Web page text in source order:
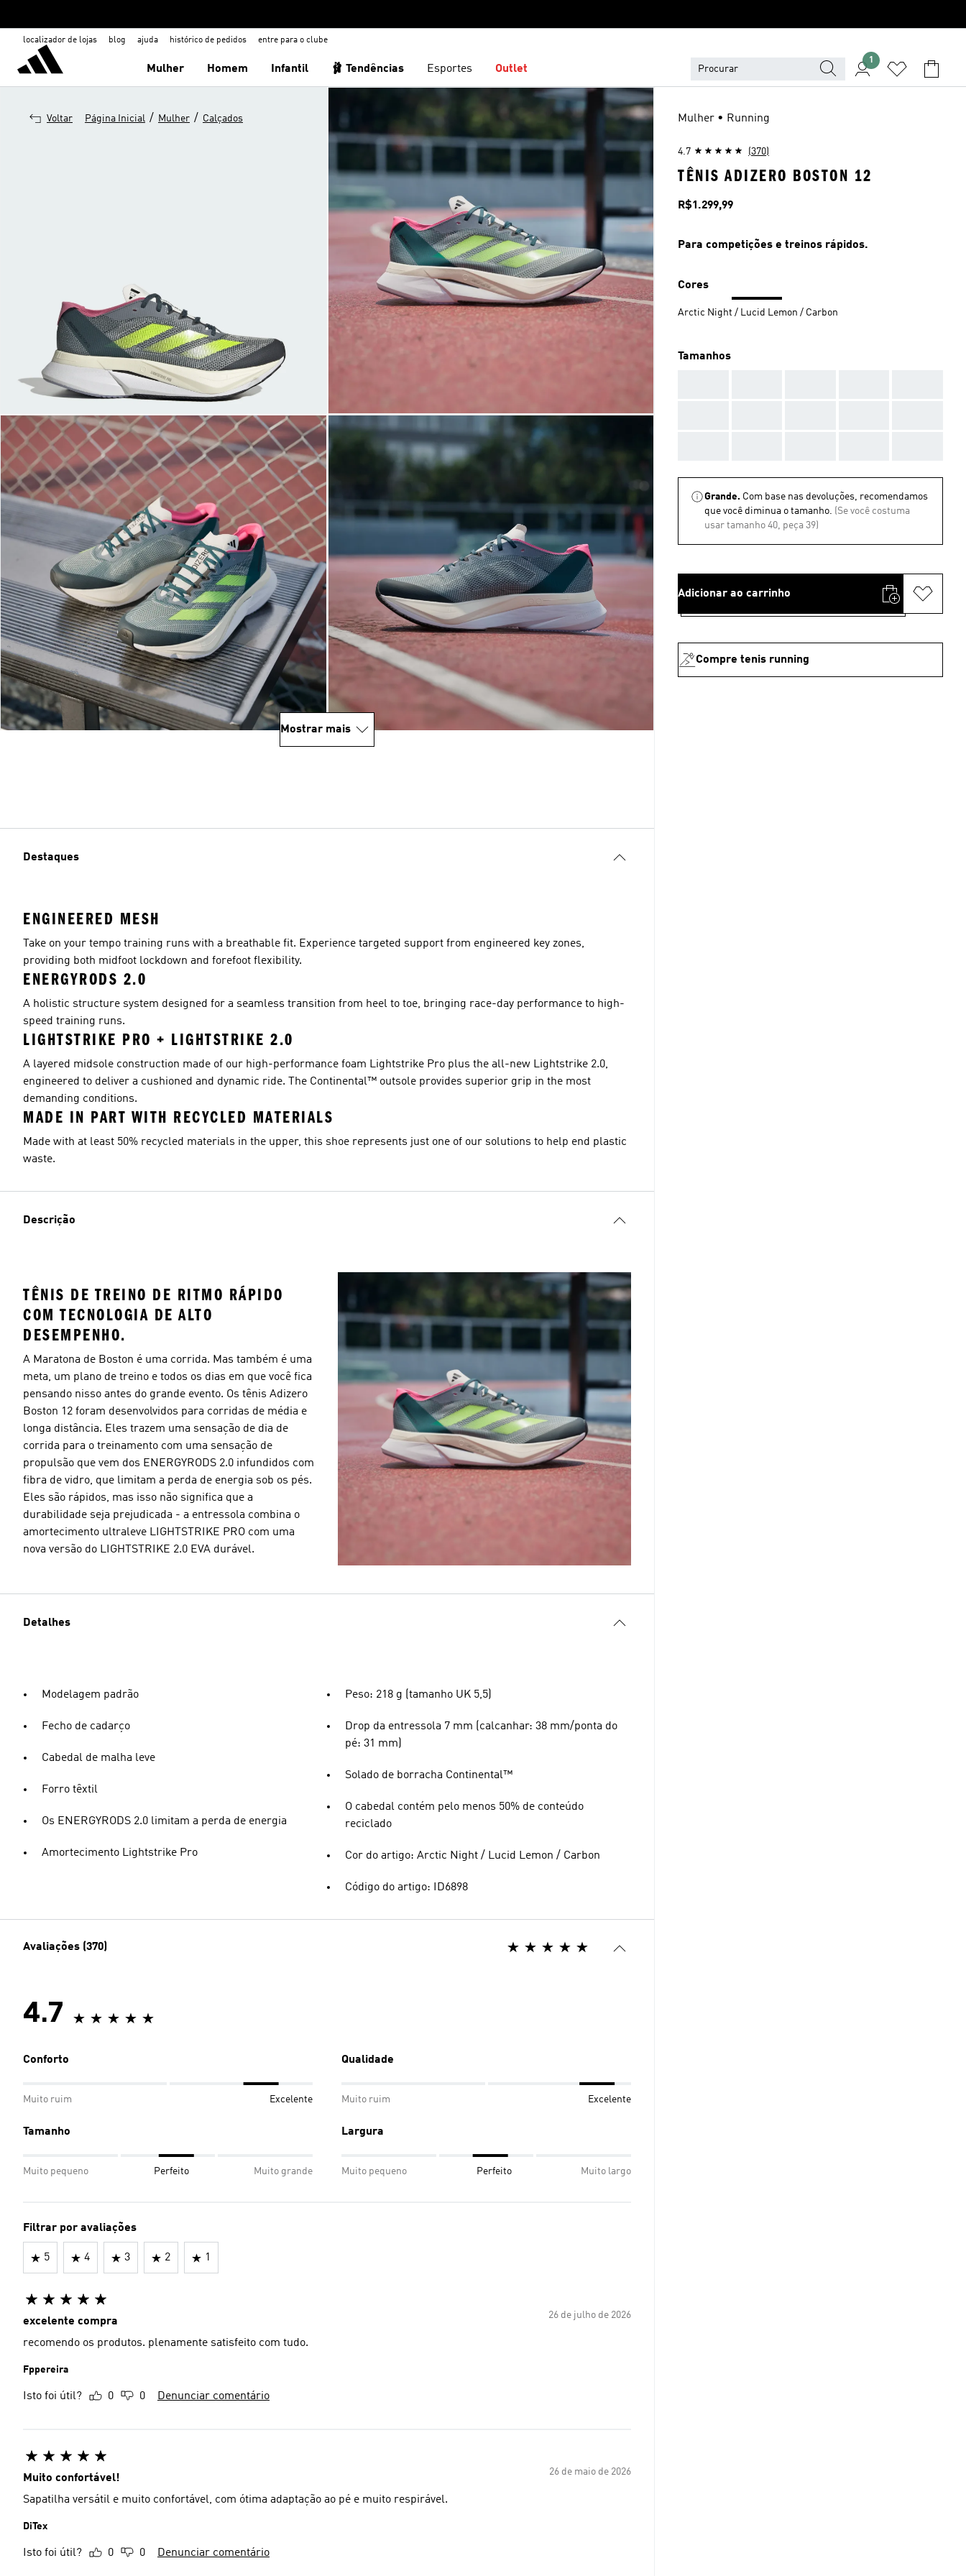
localizador de lojas blog ajuda histórico de pedidos entre para o clube
Mulher Homem Infantil 🩰 Tendências Esportes Outlet
1
Voltar Página Inicial / Mulher / Calçados
Mostrar mais
Destaques
ENGINEERED MESH
Take on your tempo training runs with a breathable fit. Experience targeted support from engineered key zones,
providing both midfoot lockdown and forefoot flexibility.
ENERGYRODS 2.0
A holistic structure system designed for a seamless transition from heel to toe, bringing race-day performance to high-
speed training runs.
LIGHTSTRIKE PRO + LIGHTSTRIKE 2.0
A layered midsole construction made of our high-performance foam Lightstrike Pro plus the all-new Lightstrike 2.0,
engineered to deliver a cushioned and dynamic ride. The Continental™ outsole provides superior grip in the most
demanding conditions.
MADE IN PART WITH RECYCLED MATERIALS
Made with at least 50% recycled materials in the upper, this shoe represents just one of our solutions to help end plastic
waste.
Descrição
TÊNIS DE TREINO DE RITMO RÁPIDO
COM TECNOLOGIA DE ALTO
DESEMPENHO.
A Maratona de Boston é uma corrida. Mas também é uma
meta, um plano de treino e todos os dias em que você fica
pensando nisso antes do grande evento. Os tênis Adizero
Boston 12 foram desenvolvidos para corridas de média e
longa distância. Eles trazem uma sensação de dia de
corrida para o treinamento com uma sensação de
propulsão que vem dos ENERGYRODS 2.0 infundidos com
fibra de vidro, que limitam a perda de energia sob os pés.
Eles são rápidos, mas isso não significa que a
durabilidade seja prejudicada - a entressola combina o
amortecimento ultraleve LIGHTSTRIKE PRO com uma
nova versão do LIGHTSTRIKE 2.0 EVA durável.
Detalhes
Modelagem padrão
Fecho de cadarço
Cabedal de malha leve
Forro têxtil
Os ENERGYRODS 2.0 limitam a perda de energia
Amortecimento Lightstrike Pro
Peso: 218 g (tamanho UK 5,5)
Drop da entressola 7 mm (calcanhar: 38 mm/ponta do
pé: 31 mm)
Solado de borracha Continental™
O cabedal contém pelo menos 50% de conteúdo
reciclado
Cor do artigo: Arctic Night / Lucid Lemon / Carbon
Código do artigo: ID6898
Avaliações (370)
4.7
Conforto
Muito ruim Excelente
Qualidade
Muito ruim Excelente
Tamanho
Muito pequeno Perfeito Muito grande
Largura
Muito pequeno Perfeito Muito largo
Filtrar por avaliações
5 4 3 2 1
26 de julho de 2026
excelente compra
recomendo os produtos. plenamente satisfeito com tudo.
Fppereira
Isto foi útil? 0 0 Denunciar comentário
26 de maio de 2026
Muito confortável!
Sapatilha versátil e muito confortável, com ótima adaptação ao pé e muito respirável.
DiTex
Isto foi útil? 0 0 Denunciar comentário
Mulher • Running
4.7 (370)
TÊNIS ADIZERO BOSTON 12
Preço
R$1.299,99
Para competições e treinos rápidos.
Cores
Arctic Night / Lucid Lemon / Carbon
Tamanhos
Grande. Com base nas devoluções, recomendamos
que você diminua o tamanho. (Se você costuma
usar tamanho 40, peça 39)
Adicionar ao carrinho
Compre tenis running